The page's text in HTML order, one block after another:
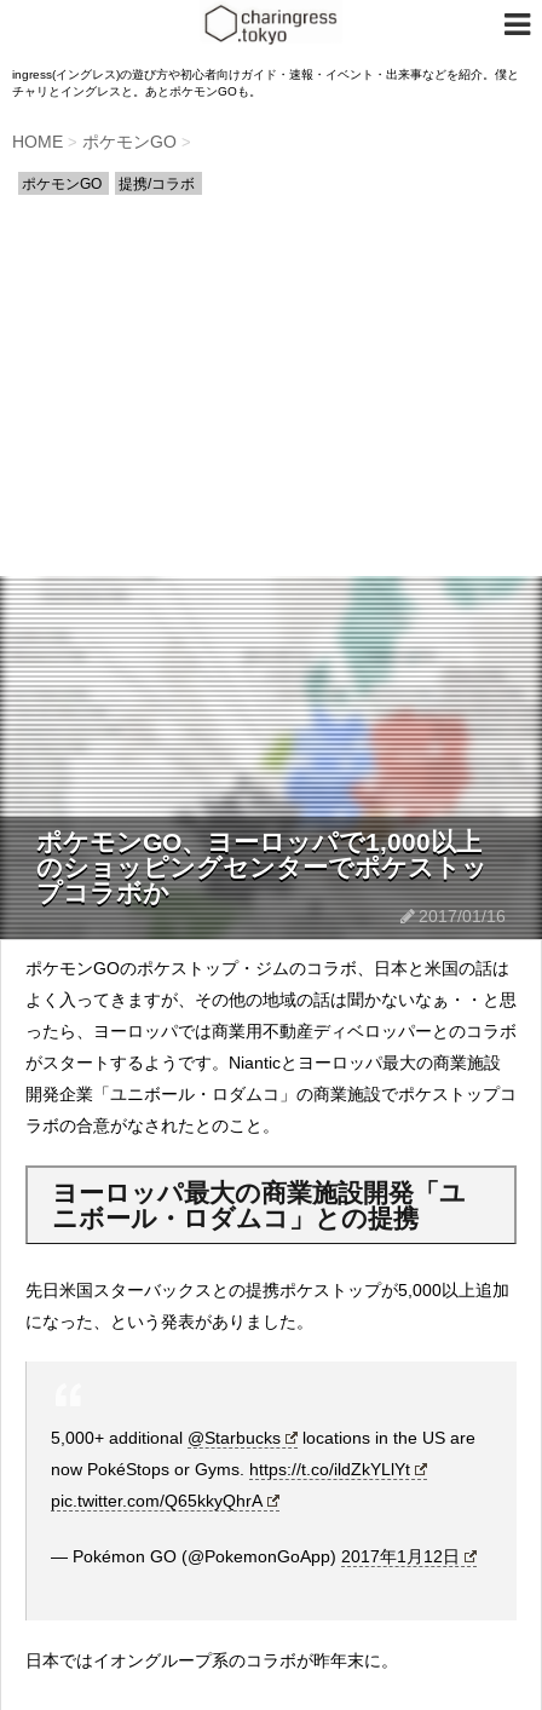
ingress(イングレス)の遊び方や初心者向けガイド・速報・イベント・出来事などを紹介。僕と
チャリとイングレスと。あとポケモンGOも。
HOME > ポケモンGO >
ポケモンGO 提携/コラボ
ポケモンGO、ヨーロッパで1,000以上
のショッピングセンターでポケストッ
プコラボか
2017/01/16
ポケモンGOのポケストップ・ジムのコラボ、日本と米国の話は
よく入ってきますが、その他の地域の話は聞かないなぁ・・と思
ったら、ヨーロッパでは商業用不動産ディベロッパーとのコラボ
がスタートするようです。Nianticとヨーロッパ最大の商業施設
開発企業「ユニボール・ロダムコ」の商業施設でポケストップコ
ラボの合意がなされたとのこと。
ヨーロッパ最大の商業施設開発「ユ
ニボール・ロダムコ」との提携
先日米国スターバックスとの提携ポケストップが5,000以上追加
になった、という発表がありました。
5,000+ additional @Starbucks
locations in the US are
now PokéStops or Gyms. https://t.co/ildZkYLlYt
pic.twitter.com/Q65kkyQhrA
— Pokémon GO (@PokemonGoApp) 2017年1月12日
日本ではイオングループ系のコラボが昨年末に。